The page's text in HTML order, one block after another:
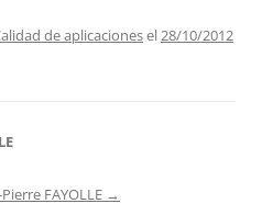
de aplicacionesel28/10/2012
FAYOLLE →